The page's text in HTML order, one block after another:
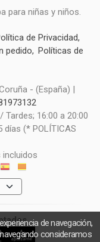
para niñas y niños.
de Privacidad
pedido
Políticas de
- (España) |
Tardes; 16:00 a 20:00
días (* POLÍTICAS
de navegación,
consideramos